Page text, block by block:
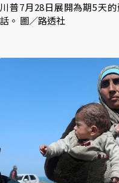
川普7月28日展開為期5天
話。 圖／路透社